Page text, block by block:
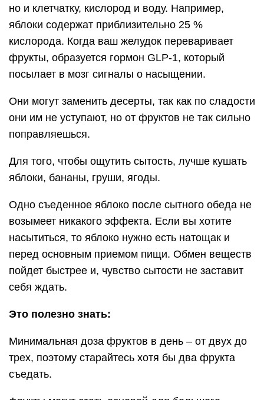
но и клетчатку, кислород и воду. Например,
яблоки содержат приблизительно 25 %
кислорода. Когда ваш желудок переваривает
фрукты, образуется гормон GLP-1, который
посылает в мозг сигналы о насыщении.
Они могут заменить десерты, так как по сладости
они им не уступают, но от фруктов не так сильно
поправляешься.
Для того, чтобы ощутить сытость, лучше кушать
яблоки, бананы, груши, ягоды.
Одно съеденное яблоко после сытного обеда не
возымеет никакого эффекта. Если вы хотите
насытиться, то яблоко нужно есть натощак и
перед основным приемом пищи. Обмен веществ
пойдет быстрее и, чувство сытости не заставит
себя ждать.
Это полезно знать:
Минимальная доза фруктов в день – от двух до
трех, поэтому старайтесь хотя бы два фрукта
съедать.